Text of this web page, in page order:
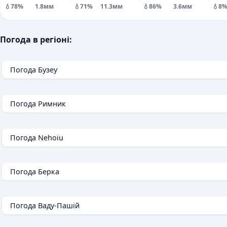
💧78% 1.8мм 💧71% 11.3мм 💧86% 3.6мм 💧8%
Погода в регіоні:
Погода Бузеу
Погода Римник
Погода Nehoiu
Погода Берка
Погода Ваду-Пашій